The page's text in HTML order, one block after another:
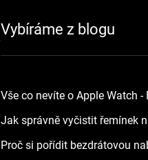
Vybíráme z blogu
Vše co nevíte o Apple Watch -
Jak správně vyčistit řemínek
Proč si pořídit bezdrátovou